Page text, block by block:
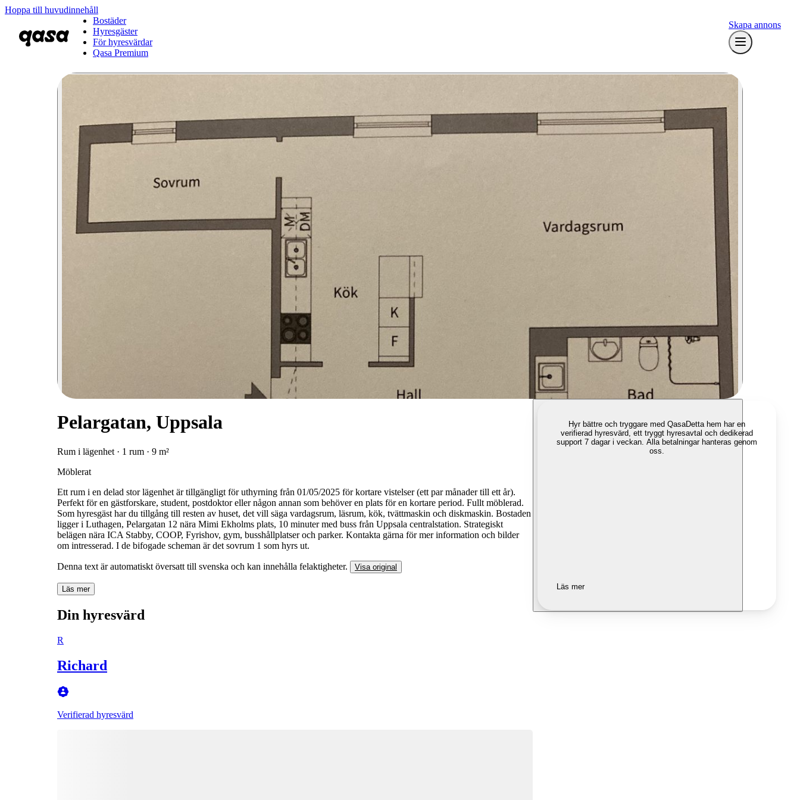
Hoppa till huvudinnehåll
Bostäder
Hyresgäster
För hyresvärdar
Qasa Premium
Skapa annons
Pelargatan, Uppsala
Rum i lägenhet · 1 rum · 9 m²
Möblerat
Ett rum i en delad stor lägenhet är tillgängligt för uthyrning från 01/05/2025 för kortare vistelser (ett par månader till ett år).
Perfekt för en gästforskare, student, postdoktor eller någon annan som behöver en plats för en kortare period. Fullt möblerad.
Som hyresgäst har du tillgång till resten av huset, det vill säga vardagsrum, läsrum, kök, tvättmaskin och diskmaskin. Bostaden
ligger i Luthagen, Pelargatan 12 nära Mimi Ekholms plats, 10 minuter med buss från Uppsala centralstation. Strategiskt
belägen nära ICA Stabby, COOP, Fyrishov, gym, busshållplatser och parker. Kontakta gärna för mer information och bilder
om intresserad. I de bifogade scheman är det sovrum 1 som hyrs ut.
Denna text är automatiskt översatt till svenska och kan innehålla felaktigheter. Visa original
Läs mer
Din hyresvärd
R
Richard
Verifierad hyresvärd
Hyr bättre och tryggare med QasaDetta hem har en
verifierad hyresvärd, ett tryggt hyresavtal och dedikerad
support 7 dagar i veckan. Alla betalningar hanteras genom
oss.
Läs mer